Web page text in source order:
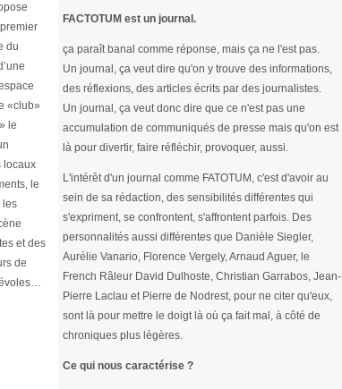
du
«club»
le
locaux
le
les
et des
de
FACTOTUM est un journal.
ça paraît banal comme réponse, mais ça ne l'est pas.
Un journal, ça veut dire qu'on y trouve des informations,
des réflexions, des articles écrits par des journalistes.
Un journal, ça veut donc dire que ce n'est pas une
accumulation de communiqués de presse mais qu'on est
là pour divertir, faire réfléchir, provoquer, aussi.
L'intérêt d'un journal comme FATOTUM, c'est d'avoir au
sein de sa rédaction, des sensibilités différentes qui
s'expriment, se confrontent, s'affrontent parfois. Des
personnalités aussi différentes que Danièle Siegler,
Aurélie Vanario, Florence Vergely, Arnaud Aguer, le
French Râleur David Dulhoste, Christian Garrabos, Jean-
Pierre Laclau et Pierre de Nodrest, pour ne citer qu'eux,
sont là pour mettre le doigt là où ça fait mal, à côté de
chroniques plus légères.
Ce qui nous caractérise ?